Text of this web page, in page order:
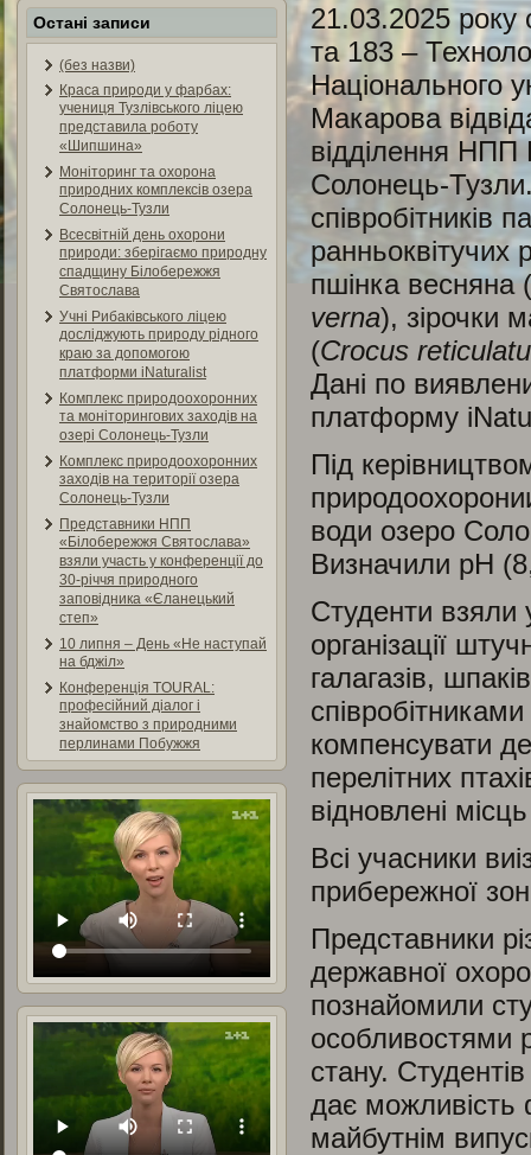
Остані записи
(без назви)
Краса природи у фарбах:
учениця Тузлівського ліцею
представила роботу
«Шипшина»
Моніторинг та охорона
природних комплексів озера
Солонець-Тузли
Всесвітній день охорони
природи: зберігаємо природну
спадщину Білобережжя
Святослава
Учні Рибаківського ліцею
досліджують природу рідного
краю за допомогою
платформи iNaturalist
Комплекс природоохоронних
та моніторингових заходів на
озері Солонець-Тузли
Комплекс природоохоронних
заходів на території озера
Солонець-Тузли
Представники НПП
«Білобережжя Святослава»
взяли участь у конференції до
30-річчя природного
заповідника «Єланецький
степ»
10 липня – День «Не наступай
на бджіл»
Конференція TOURAL:
професійний діалог і
знайомство з природними
перлинами Побужжя
21.03.2025 року
та 183 –
Національного
Макарова
відділення
Солонець-
співробітників
ранньоквітучих
пшінка весняна (
verna), зірочки
(Crocus
Дані по
платформу
Під
води озеро
Визначили рН
Студенти взяли
організації
галагазів,
компенсувати
перелітних
відновлені
Всі учасники
прибережної
Представники
державної
познайомили
особливостями
стану.
дає можливість
майбутнім